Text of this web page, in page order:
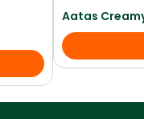
Aatas